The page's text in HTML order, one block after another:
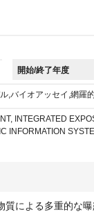
開始/終了年度
,バイオアッセイ,網羅
INTEGRATED
INFORMATION
による多重的な